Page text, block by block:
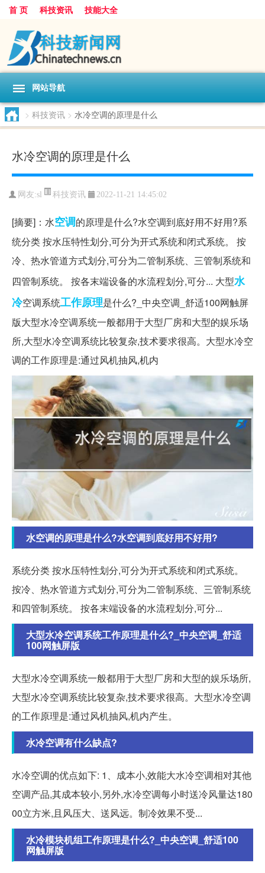
首 页 科技资讯 技能大全
网站导航
> 科技资讯 > 水冷空调的原理是什么
水冷空调的原理是什么
网友:sl 科技资讯 2022-11-21 14:45:02
[摘要]：水空调的原理是什么?水空调到底好用不好用?系
统分类 按水压特性划分,可分为开式系统和闭式系统。 按
冷、热水管道方式划分,可分为二管制系统、三管制系统和
四管制系统。 按各末端设备的水流程划分,可分... 大型水
冷空调系统工作原理是什么?_中央空调_舒适100网触屏
版大型水冷空调系统一般都用于大型厂房和大型的娱乐场
所,大型水冷空调系统比较复杂,技术要求很高。大型水冷空
调的工作原理是:通过风机抽风,机内
水空调的原理是什么?水空调到底好用不好用?
系统分类 按水压特性划分,可分为开式系统和闭式系统。
按冷、热水管道方式划分,可分为二管制系统、三管制系统
和四管制系统。 按各末端设备的水流程划分,可分...
大型水冷空调系统工作原理是什么?_中央空调_舒适
100网触屏版
大型水冷空调系统一般都用于大型厂房和大型的娱乐场所,
大型水冷空调系统比较复杂,技术要求很高。大型水冷空调
的工作原理是:通过风机抽风,机内产生。
水冷空调有什么缺点?
水冷空调的优点如下: 1、成本小,效能大水冷空调相对其他
空调产品,其成本较小,另外,水冷空调每小时送冷风量达180
00立方米,且风压大、送风远。制冷效果不受...
水冷模块机组工作原理是什么?_中央空调_舒适100
网触屏版